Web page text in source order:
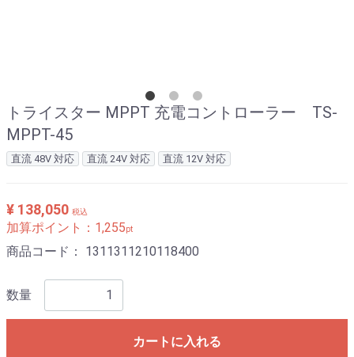
トライスター MPPT 充電コントローラー TS-
MPPT-45
直流 48V 対応 直流 24V 対応 直流 12V 対応
¥ 138,050 税込
加算ポイント： 1,255pt
商品コード： 1311311210118400
数量
カートに入れる